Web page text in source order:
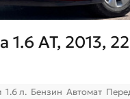
1.6 AT, 2013,
1.6 л. Бензин Автомат